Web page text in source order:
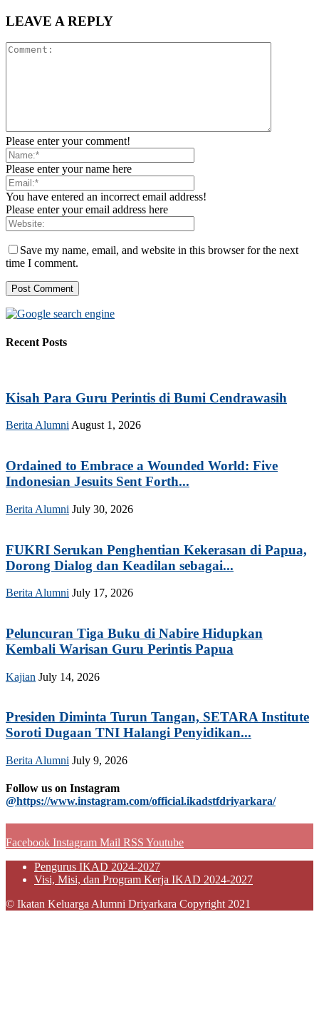
LEAVE A REPLY
Please enter your comment!
Please enter your name here
You have entered an incorrect email address!
Please enter your email address here
Save my name, email, and website in this browser for the next
time I comment.
Recent Posts
Kisah Para Guru Perintis di Bumi Cendrawasih
Berita Alumni August 1, 2026
Ordained to Embrace a Wounded World: Five
Indonesian Jesuits Sent Forth...
Berita Alumni July 30, 2026
FUKRI Serukan Penghentian Kekerasan di Papua,
Dorong Dialog dan Keadilan sebagai...
Berita Alumni July 17, 2026
Peluncuran Tiga Buku di Nabire Hidupkan
Kembali Warisan Guru Perintis Papua
Kajian July 14, 2026
Presiden Diminta Turun Tangan, SETARA Institute
Soroti Dugaan TNI Halangi Penyidikan...
Berita Alumni July 9, 2026
Follow us on Instagram
@https://www.instagram.com/official.ikadstfdriyarkara/
Facebook Instagram Mail RSS Youtube
Pengurus IKAD 2024-2027
Visi, Misi, dan Program Kerja IKAD 2024-2027
© Ikatan Keluarga Alumni Driyarkara Copyright 2021